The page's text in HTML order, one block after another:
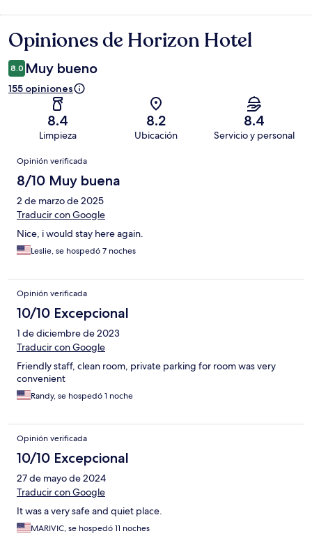
Opiniones
Opiniones de Horizon Hotel
8.0 Muy bueno
155 opiniones
8.4
Limpieza
8.2
Ubicación
8.4
Servicio y personal
Opiniones
Opinión verificada
8/10 Muy buena
2 de marzo de 2025
Traducir con Google
Nice, i would stay here again.
Leslie, se hospedó 7 noches
Opinión verificada
10/10 Excepcional
1 de diciembre de 2023
Traducir con Google
Friendly staff, clean room, private parking for room was very
convenient
Randy, se hospedó 1 noche
Opinión verificada
10/10 Excepcional
27 de mayo de 2024
Traducir con Google
It was a very safe and quiet place.
MARIVIC, se hospedó 11 noches